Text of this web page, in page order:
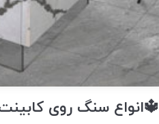
🔱انواع سنگ روی کابینت